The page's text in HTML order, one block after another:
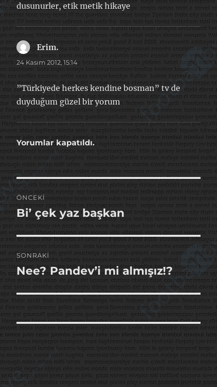
dusunurler, etik metik hikaye
Erim. dedi
ki:
24 Kasım 2012, 15:14
”Türkiyede herkes kendine bosman” tv de
duyduğum güzel bir yorum
Yorumlar kapatıldı.
Yazı
gezinmesi
ÖNCEKI
Önceki
yazı:
Bi’ çek yaz başkan
SONRAKI
Sonraki
yazı:
Nee? Pandev’i mi almışız!?